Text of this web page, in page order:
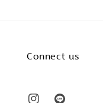
Connect us